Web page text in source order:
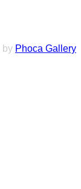
by Phoca Gallery